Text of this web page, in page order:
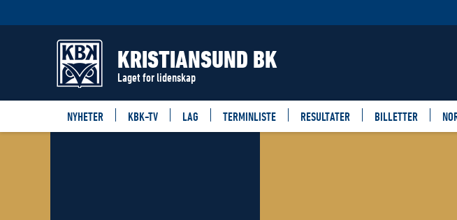
KRISTIANSUND BK
Laget for lidenskap
NYHETER KBK-TV LAG TERMINLISTE RESULTATER BILLETTER